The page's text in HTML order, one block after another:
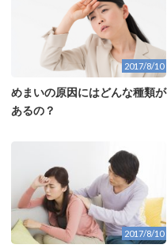
2017/8/10
めまいの原因にはどんな種類が
あるの？
2017/8/10